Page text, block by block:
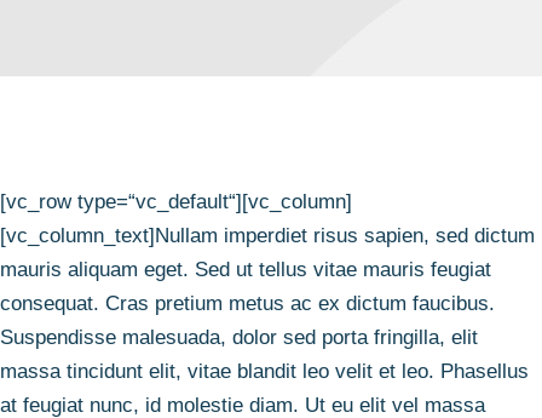
[vc_row type=“vc_default“][vc_column]
[vc_column_text]Nullam imperdiet risus sapien, sed dictum
mauris aliquam eget. Sed ut tellus vitae mauris feugiat
consequat. Cras pretium metus ac ex dictum faucibus.
Suspendisse malesuada, dolor sed porta fringilla, elit
massa tincidunt elit, vitae blandit leo velit et leo. Phasellus
at feugiat nunc, id molestie diam. Ut eu elit vel massa